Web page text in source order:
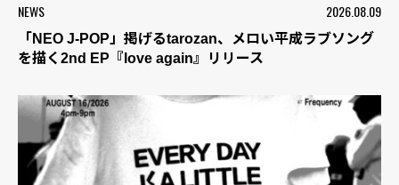
NEWS 2026.08.09
「NEO J-POP」掲げるtarozan、メロい平成ラブソング
を描く2nd EP『love again』リリース